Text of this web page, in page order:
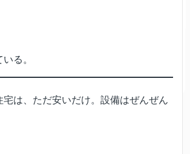
る。
宅は、ただ安いだけ。設備はぜんぜん